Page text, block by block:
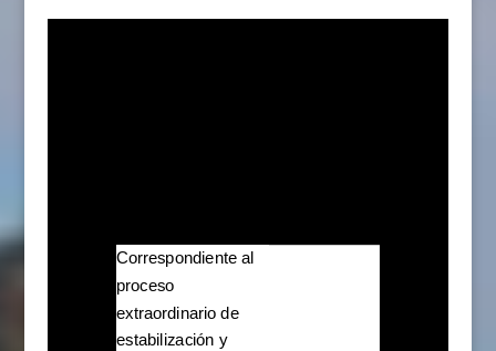
Correspondiente al
proceso
extraordinario de
estabilización y